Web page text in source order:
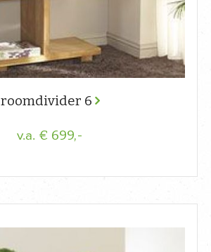
roomdivider 6
v.a. € 699,-